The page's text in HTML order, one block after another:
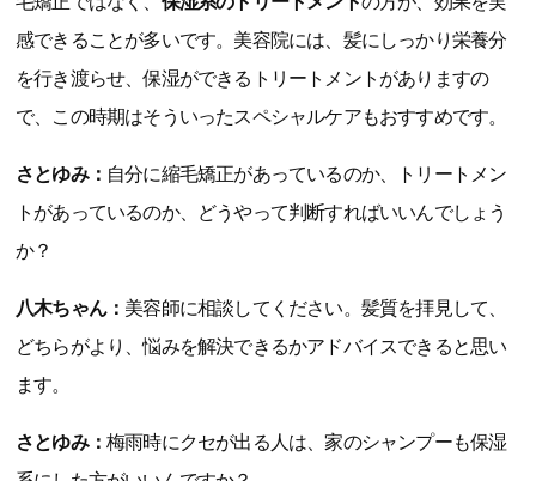
感できることが多いです。美容院には、髪にしっかり栄養分
を行き渡らせ、保湿ができるトリートメントがありますの
で、この時期はそういったスペシャルケアもおすすめです。
さとゆみ： 自分に縮毛矯正があっているのか、トリートメン
トがあっているのか、どうやって判断すればいいんでしょう
か？
八木ちゃん： 美容師に相談してください。髪質を拝見して、
どちらがより、悩みを解決できるかアドバイスできると思い
ます。
さとゆみ： 梅雨時にクセが出る人は、家のシャンプーも保湿